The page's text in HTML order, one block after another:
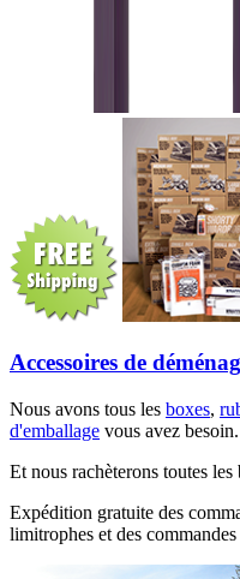
Accessoires de
Nous avons tous les boxes,
d'emballage vous avez besoin.
Et nous rachèterons toutes
Expédition gratuite des
limitrophes et des